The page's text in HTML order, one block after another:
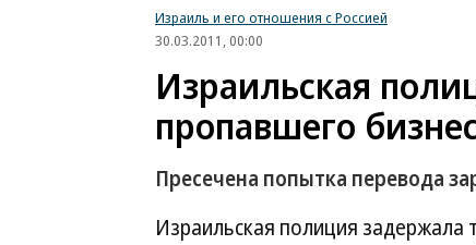
Израиль и его отношения с Россией
30.03.2011, 00:00
Израильская
пропавшего
Пресечена попытка перевода
Израильская полиция задержала